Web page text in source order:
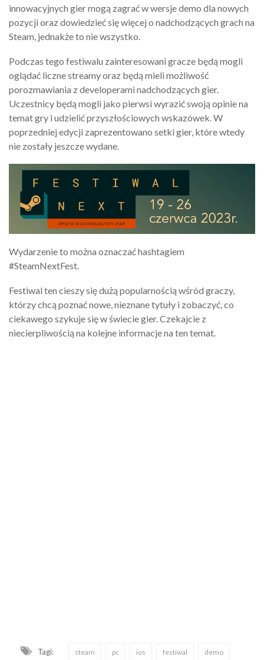
innowacyjnych gier mogą zagrać w wersje demo dla nowych
pozycji oraz dowiedzieć się więcej o nadchodzących grach na
Steam, jednakże to nie wszystko.
Podczas tego festiwalu zainteresowani gracze będą mogli
oglądać liczne streamy oraz będą mieli możliwość
porozmawiania z developerami nadchodzących gier.
Uczestnicy będą mogli jako pierwsi wyrazić swoją opinie na
temat gry i udzielić przyszłościowych wskazówek. W
poprzedniej edycji zaprezentowano setki gier, które wtedy
nie zostały jeszcze wydane.
Wydarzenie to można oznaczać hashtagiem
#SteamNextFest.
Festiwal ten cieszy się dużą popularnością wśród graczy,
którzy chcą poznać nowe, nieznane tytuły i zobaczyć, co
ciekawego szykuje się w świecie gier. Czekajcie z
niecierpliwością na kolejne informacje na ten temat.
Tagi: steam pc ios festiwal demo